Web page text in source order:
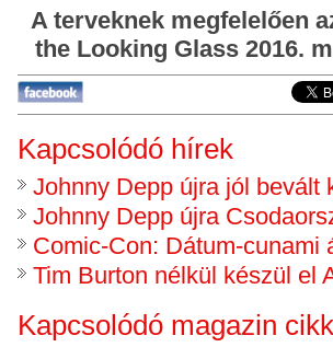
A terveknek megfelelően
the Looking Glass 2016.
Kapcsolódó hírek
Johnny Depp újra jól bevált
Johnny Depp újra
Comic-Con: Dátum-cunami
Tim Burton nélkül készül el
Kapcsolódó magazin